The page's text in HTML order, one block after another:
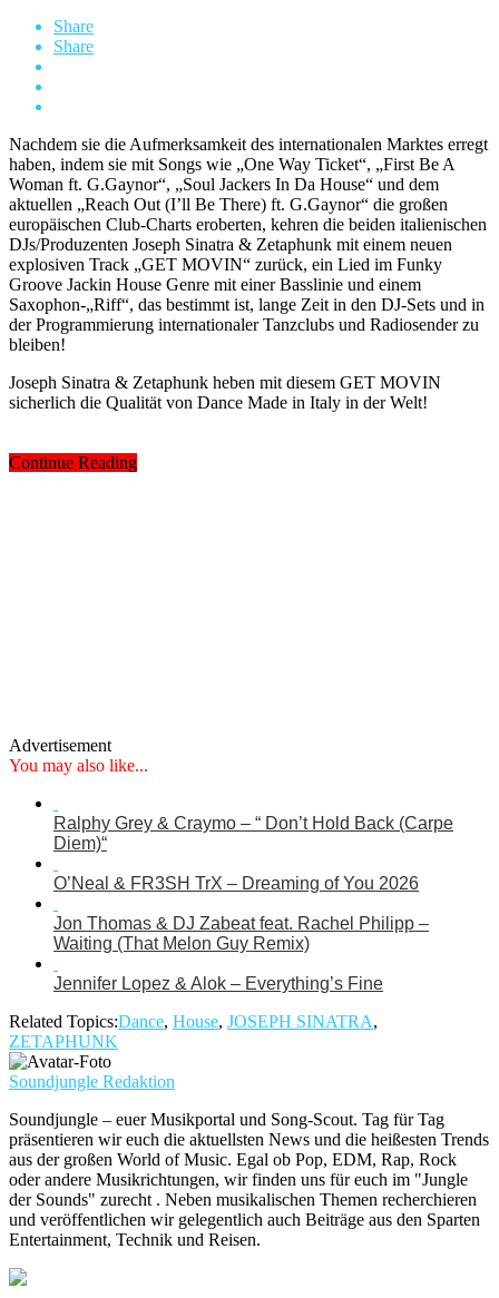
Share
Share
Nachdem sie die Aufmerksamkeit des internationalen Marktes erregt
haben, indem sie mit Songs wie „One Way Ticket“, „First Be A
Woman ft. G.Gaynor“, „Soul Jackers In Da House“ und dem
aktuellen „Reach Out (I’ll Be There) ft. G.Gaynor“ die großen
europäischen Club-Charts eroberten, kehren die beiden italienischen
DJs/Produzenten Joseph Sinatra & Zetaphunk mit einem neuen
explosiven Track „GET MOVIN“ zurück, ein Lied im Funky
Groove Jackin House Genre mit einer Basslinie und einem
Saxophon-„Riff“, das bestimmt ist, lange Zeit in den DJ-Sets und in
der Programmierung internationaler Tanzclubs und Radiosender zu
bleiben!
Joseph Sinatra & Zetaphunk heben mit diesem GET MOVIN
sicherlich die Qualität von Dance Made in Italy in der Welt!
Continue Reading
Advertisement
You may also like...
Ralphy Grey & Craymo – “ Don’t Hold Back (Carpe
Diem)“
O’Neal & FR3SH TrX – Dreaming of You 2026
Jon Thomas & DJ Zabeat feat. Rachel Philipp –
Waiting (That Melon Guy Remix)
Jennifer Lopez & Alok – Everything’s Fine
Related Topics:Dance, House, JOSEPH SINATRA,
ZETAPHUNK
Soundjungle Redaktion
Soundjungle – euer Musikportal und Song-Scout. Tag für Tag
präsentieren wir euch die aktuellsten News und die heißesten Trends
aus der großen World of Music. Egal ob Pop, EDM, Rap, Rock
oder andere Musikrichtungen, wir finden uns für euch im "Jungle
der Sounds" zurecht . Neben musikalischen Themen recherchieren
und veröffentlichen wir gelegentlich auch Beiträge aus den Sparten
Entertainment, Technik und Reisen.